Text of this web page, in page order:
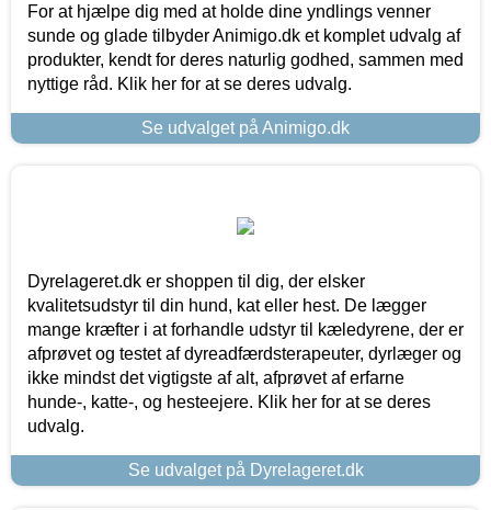
For at hjælpe dig med at holde dine yndlings venner
sunde og glade tilbyder Animigo.dk et komplet udvalg af
produkter, kendt for deres naturlig godhed, sammen med
nyttige råd. Klik her for at se deres udvalg.
Se udvalget på Animigo.dk
Dyrelageret.dk er shoppen til dig, der elsker
kvalitetsudstyr til din hund, kat eller hest. De lægger
mange kræfter i at forhandle udstyr til kæledyrene, der er
afprøvet og testet af dyreadfærdsterapeuter, dyrlæger og
ikke mindst det vigtigste af alt, afprøvet af erfarne
hunde-, katte-, og hesteejere. Klik her for at se deres
udvalg.
Se udvalget på Dyrelageret.dk